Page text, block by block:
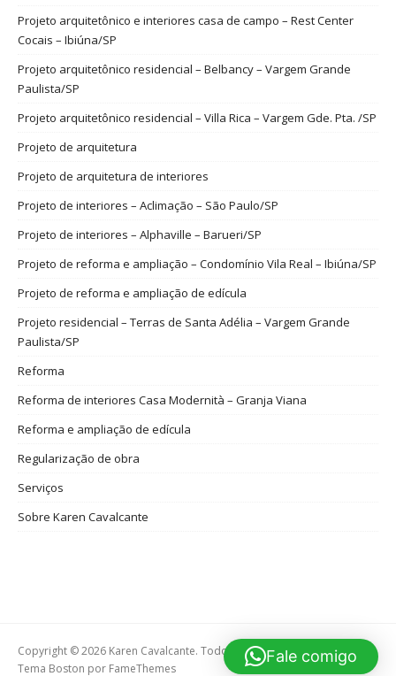
Projeto arquitetônico e interiores casa de campo – Rest Center
Cocais – Ibiúna/SP
Projeto arquitetônico residencial – Belbancy – Vargem Grande
Paulista/SP
Projeto arquitetônico residencial – Villa Rica – Vargem Gde. Pta. /SP
Projeto de arquitetura
Projeto de arquitetura de interiores
Projeto de interiores – Aclimação – São Paulo/SP
Projeto de interiores – Alphaville – Barueri/SP
Projeto de reforma e ampliação – Condomínio Vila Real – Ibiúna/SP
Projeto de reforma e ampliação de edícula
Projeto residencial – Terras de Santa Adélia – Vargem Grande
Paulista/SP
Reforma
Reforma de interiores Casa Modernità – Granja Viana
Reforma e ampliação de edícula
Regularização de obra
Serviços
Sobre Karen Cavalcante
Copyright © 2026 Karen Cavalcante. Todos os direitos reservados.
Tema Boston por FameThemes
Fale comigo